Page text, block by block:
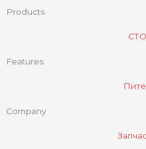
Products
СТО
Features
Company